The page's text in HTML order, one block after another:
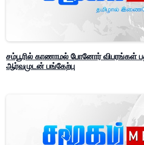
சம்பூரில் காணாமல் போனோர் விபரங்கள்
ஆர்வமுடன் பங்கேற்பு